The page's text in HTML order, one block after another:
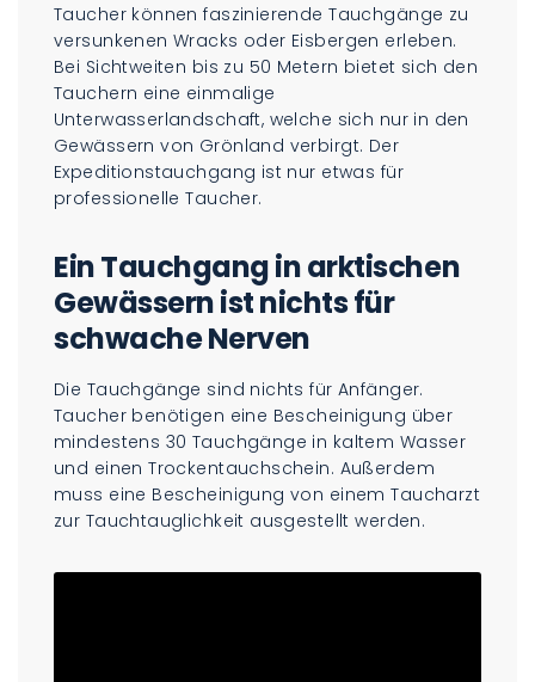
Taucher können faszinierende Tauchgänge zu
versunkenen Wracks oder Eisbergen erleben.
Bei Sichtweiten bis zu 50 Metern bietet sich den
Tauchern eine einmalige
Unterwasserlandschaft, welche sich nur in den
Gewässern von Grönland verbirgt. Der
Expeditionstauchgang ist nur etwas für
professionelle Taucher.
Ein Tauchgang in arktischen
Gewässern ist nichts für
schwache Nerven
Die Tauchgänge sind nichts für Anfänger.
Taucher benötigen eine Bescheinigung über
mindestens 30 Tauchgänge in kaltem Wasser
und einen Trockentauchschein. Außerdem
muss eine Bescheinigung von einem Taucharzt
zur Tauchtauglichkeit ausgestellt werden.